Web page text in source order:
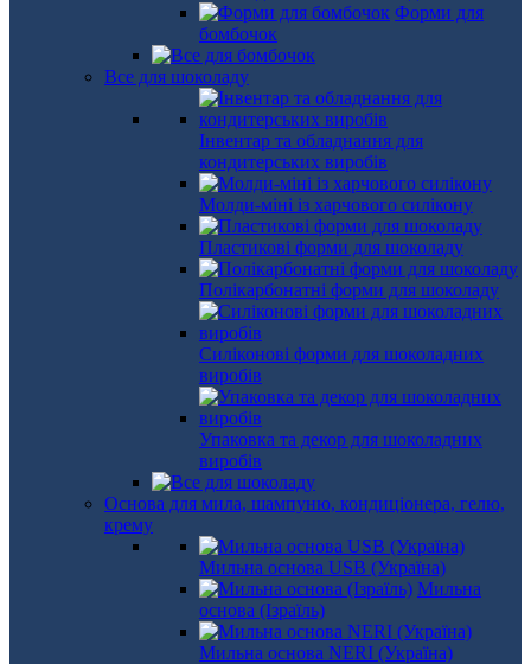
Форми для
бомбочок
Все для шоколаду
Інвентар та обладнання для
кондитерських виробів
Молди-міні із харчового силікону
Пластикові форми для шоколаду
Полікарбонатні форми для шоколаду
Силіконові форми для шоколадних
виробів
Упаковка та декор для шоколадних
виробів
Основа для мила, шампуню, кондиціонера, гелю,
крему
Мильна основа USB (Україна)
Мильна
основа (Ізраїль)
Мильна основа NERI (Україна)